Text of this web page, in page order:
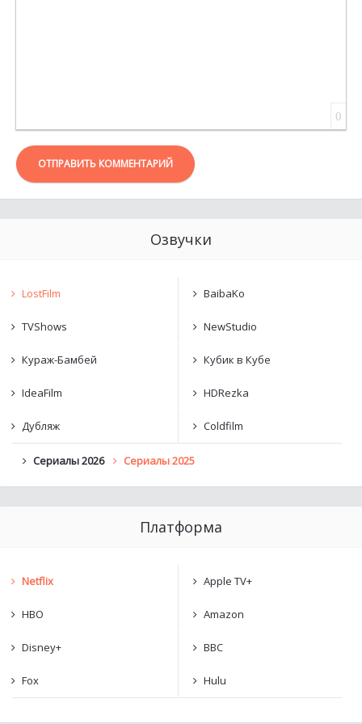
0
ОТПРАВИТЬ КОММЕНТАРИЙ
Озвучки
LostFilm BaibaKo
TVShows NewStudio
Кураж-Бамбей Кубик в Кубе
IdeaFilm HDRezka
Дубляж Coldfilm
Сериалы 2026 Сериалы 2025
Платформа
Netflix Apple TV+
HBO Amazon
Disney+ BBC
Fox Hulu